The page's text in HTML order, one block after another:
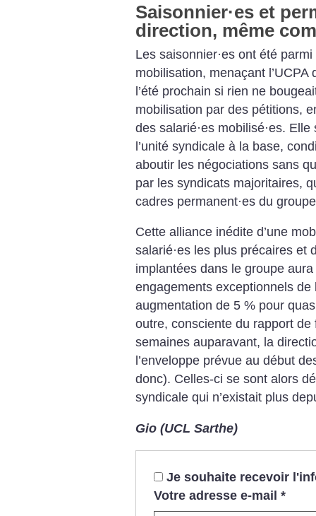
Saisonnier·es et
direction, même
Les saisonnier·es ont été
mobilisation, menaçant
l’été prochain si rien ne
mobilisation par des pétitions,
des salarié·es mobilisé·es. Elle
l’unité syndicale à la base,
aboutir les négociations sans
par les syndicats majoritaires,
cadres permanent·es du
Cette alliance inédite d’une
salarié·es les plus précaires et
implantées dans le groupe
engagements exceptionnels de
augmentation de 5 % pour
outre, consciente du rapport
semaines auparavant, la
l’enveloppe prévue au début
donc). Celles-ci se sont alors
syndicale qui n’existait plus
Gio (UCL Sarthe)
Je souhaite recevoir
Votre adresse e-mail *